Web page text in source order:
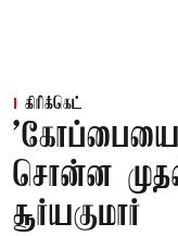
கிரிக்கெட்
சொன்ன
சூர்யகுமார்